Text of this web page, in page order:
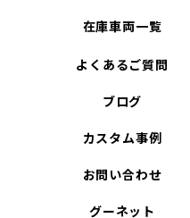
在庫車両一覧
よくあるご質問
ブログ
カスタム事例
お問い合わせ
グーネット